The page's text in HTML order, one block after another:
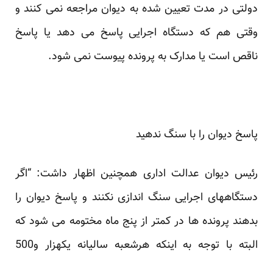
دولتی در مدت تعیین شده به دیوان مراجعه نمی کنند و
وقتی هم که دستگاه اجرایی پاسخ می دهد یا پاسخ
ناقص است یا مدارک به پرونده پیوست نمی شود.
پاسخ دیوان را با سنگ ندهید
رئیس دیوان عدالت اداری همچنین اظهار داشت: “اگر
دستگاههای اجرایی سنگ اندازی نکنند و پاسخ دیوان را
بدهند پرونده ها در کمتر از پنج ماه مختومه می شود که
البته با توجه به اینکه هرشعبه سالیانه یکهزار و500